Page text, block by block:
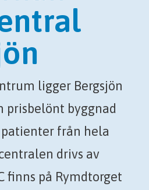
ligger Bergsjön
prisbelönt byggnad
från hela
drivs av
finns på Rymdtorget